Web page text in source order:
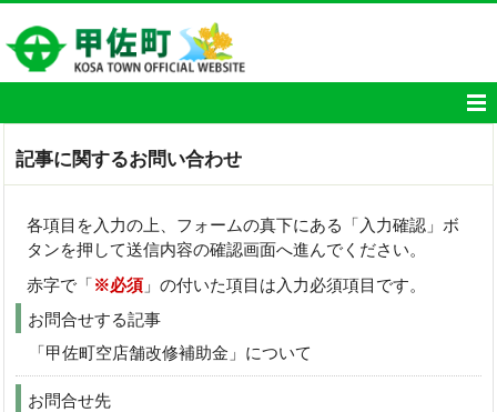
記事に関するお問い合わせ
各項目を入力の上、フォームの真下にある「入力確認」ボ
タンを押して送信内容の確認画面へ進んでください。
赤字で「※必須 」の付いた項目は入力必須項目です。
お問合せする記事
「甲佐町空店舗改修補助金」について
お問合せ先